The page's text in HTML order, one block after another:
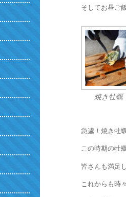
そしてお昼ご
焼き牡蠣
急遽！焼き牡
この時期の牡
皆さんも満足
これからも時